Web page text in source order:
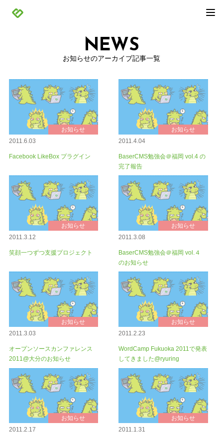
NEWS
お知らせのアーカイブ記事一覧
お知らせ
2011.6.03
Facebook LikeBox プラグイン
お知らせ
2011.4.04
BaserCMS勉強会＠福岡 vol.4 の
完了報告
お知らせ
2011.3.12
笑顔一つずつ支援プロジェクト
お知らせ
2011.3.08
BaserCMS勉強会＠福岡 vol.４
のお知らせ
お知らせ
2011.3.03
オープンソースカンファレンス
2011@大分のお知らせ
お知らせ
2011.2.23
WordCamp Fukuoka 2011で発表
してきました@ryuring
お知らせ
2011.2.17
お知らせ
2011.1.31